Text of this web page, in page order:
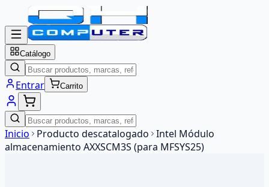
Catálogo
Entrar Carrito
Inicio Producto descatalogado Intel Módulo
almacenamiento AXXSCM3S (para MFSYS25)